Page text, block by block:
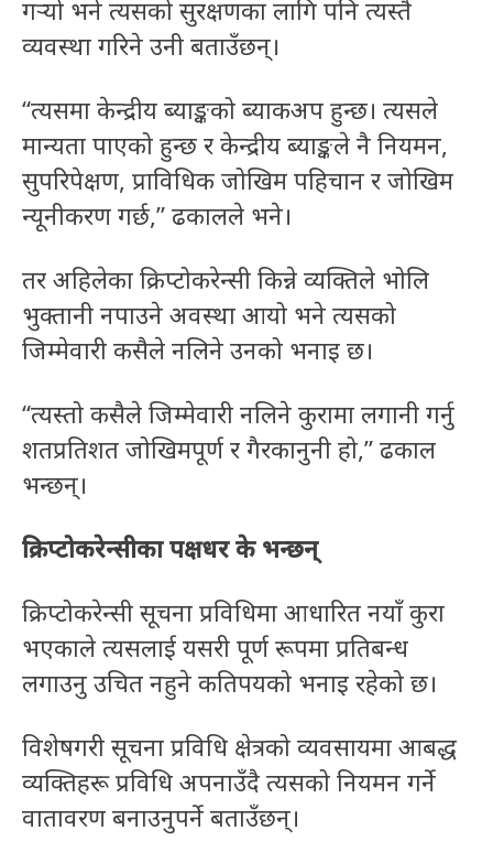
गर्‍यो भने त्यसको सुरक्षणका लागि पनि त्यस्तै
व्यवस्था गरिने उनी बताउँछन्।
“त्यसमा केन्द्रीय ब्याङ्कको ब्याकअप हुन्छ। त्यसले
मान्यता पाएको हुन्छ र केन्द्रीय ब्याङ्कले नै नियमन,
सुपरिपेक्षण, प्राविधिक जोखिम पहिचान र जोखिम
न्यूनीकरण गर्छ,” ढकालले भने।
तर अहिलेका क्रिप्टोकरेन्सी किन्ने व्यक्तिले भोलि
भुक्तानी नपाउने अवस्था आयो भने त्यसको
जिम्मेवारी कसैले नलिने उनको भनाइ छ।
“त्यस्तो कसैले जिम्मेवारी नलिने कुरामा लगानी गर्नु
शतप्रतिशत जोखिमपूर्ण र गैरकानुनी हो,” ढकाल
भन्छन्।
क्रिप्टोकरेन्सीका पक्षधर के भन्छन्
क्रिप्टोकरेन्सी सूचना प्रविधिमा आधारित नयाँ कुरा
भएकाले त्यसलाई यसरी पूर्ण रूपमा प्रतिबन्ध
लगाउनु उचित नहुने कतिपयको भनाइ रहेको छ।
विशेषगरी सूचना प्रविधि क्षेत्रको व्यवसायमा आबद्ध
व्यक्तिहरू प्रविधि अपनाउँदै त्यसको नियमन गर्ने
वातावरण बनाउनुपर्ने बताउँछन्।